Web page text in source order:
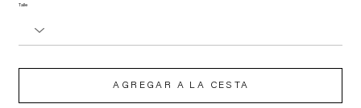
Talle
AGREGAR A LA CESTA